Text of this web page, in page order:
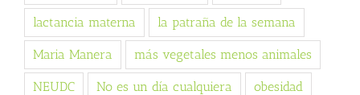
lactancia materna la patraña de la semana
Maria Manera más vegetales menos animales
NEUDC No es un día cualquiera obesidad